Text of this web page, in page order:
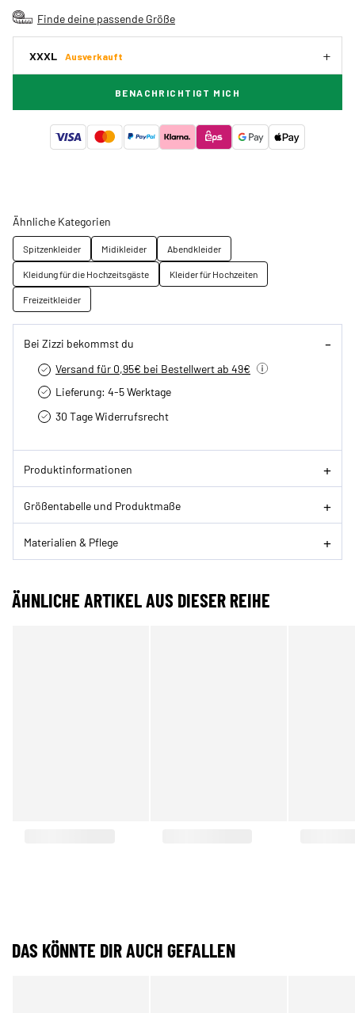
Finde deine passende Größe
XXXL Ausverkauft
BENACHRICHTIGT MICH
Ähnliche Kategorien
Spitzenkleider Midikleider
Abendkleider
Kleidung für die Hochzeitsgäste
Kleider für Hochzeiten
Freizeitkleider
Bei Zizzi bekommst du
Versand für 0,95€ bei Bestellwert ab 49€
Lieferung: 4-5 Werktage
30 Tage Widerrufsrecht
Produktinformationen
Größentabelle und Produktmaße
Materialien & Pflege
ÄHNLICHE ARTIKEL AUS DIESER REIHE
DAS KÖNNTE DIR AUCH GEFALLEN